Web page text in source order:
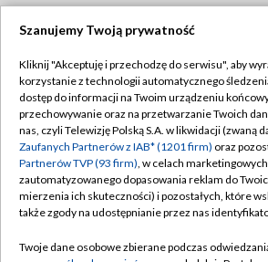
TVP
Abonament TVP
Emisja w TVP
Centrum informacji TVP
Naziemna Telewizja Cyfrowa
Regulamin TVP
Polityka
Moje zgody
Pomoc
Szanujemy Twoją prywatność
Kliknij "Akceptuję i przechodzę do serwisu", aby
korzystanie z technologii automatycznego
dostęp do informacji na Twoim urządzeniu
przechowywanie oraz na przetwarzanie Twoich
nas, czyli Telewizję Polską S.A. w likwidacji (zwaną
Zaufanych Partnerów z IAB* (1201 firm) oraz
Partnerów TVP (93 firm), w celach
zautomatyzowanego dopasowania reklam do
mierzenia ich skuteczności) i pozostałych, które
także zgody na udostępnianie przez nas
Twoje dane osobowe zbierane podczas